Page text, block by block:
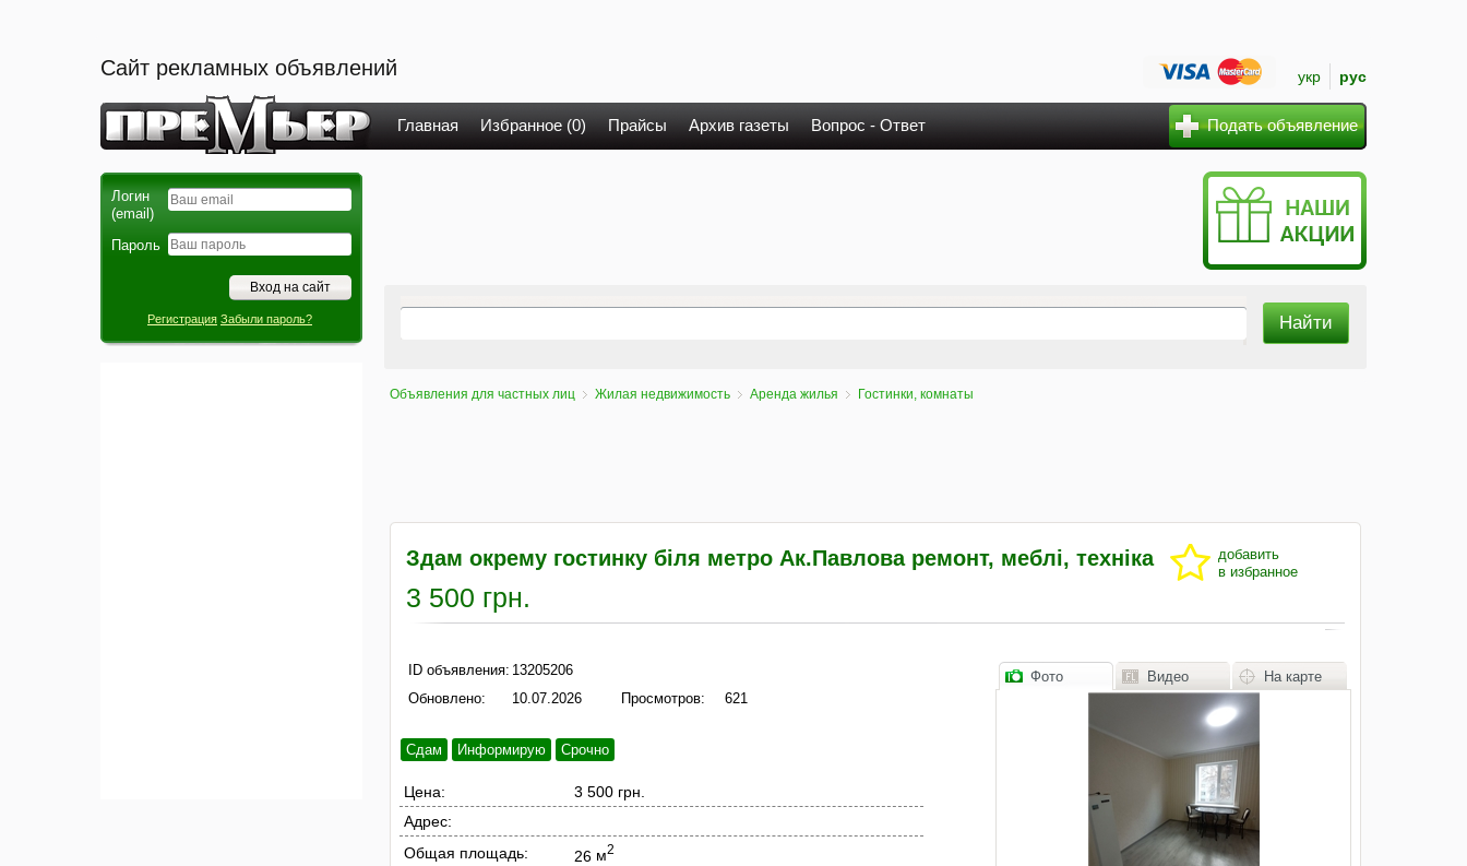
Сайт рекламных объявлений укр рус
Главная Избранное (0) Прайсы Архив газеты Вопрос - Ответ Подать объявление
Логин
(email)
Пароль
Регистрация Забыли пароль?
Объявления для частных лиц Жилая недвижимость Аренда жилья Гостинки, комнаты
Здам окрему гостинку біля метро Ак.Павлова ремонт, меблі, техніка
добавить
в избранное
3 500 грн.
ID объявления: 13205206
Обновлено:
10.07.2026 Просмотров: 621
Сдам Информирую Срочно
Цена:
3 500 грн.
Адрес:
Общая площадь:
26 м2
Фото Видео На карте